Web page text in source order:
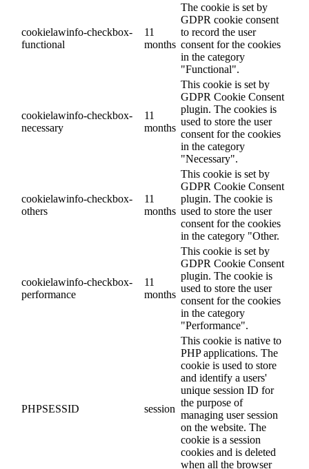
cookielawinfo-checkbox-
functional
11
months
The cookie is set by
GDPR cookie consent
to record the user
consent for the cookies
in the category
"Functional".
cookielawinfo-checkbox-
necessary
11
months
This cookie is set by
GDPR Cookie Consent
plugin. The cookies is
used to store the user
consent for the cookies
in the category
"Necessary".
cookielawinfo-checkbox-
others
11
months
This cookie is set by
GDPR Cookie Consent
plugin. The cookie is
used to store the user
consent for the cookies
in the category "Other.
cookielawinfo-checkbox-
performance
11
months
This cookie is set by
GDPR Cookie Consent
plugin. The cookie is
used to store the user
consent for the cookies
in the category
"Performance".
PHPSESSID session
This cookie is native to
PHP applications. The
cookie is used to store
and identify a users'
unique session ID for
the purpose of
managing user session
on the website. The
cookie is a session
cookies and is deleted
when all the browser